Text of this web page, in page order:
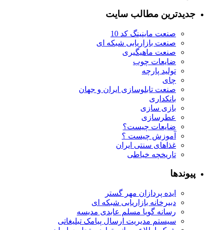
جدیدترین مطالب سایت
صنعت ماینینگ کد 10
صنعت بازاریابی شبکه ای
صنعت ماهیگیری
ضایعات چوب
تولید پارچه
چای
صنعت تابلوسازی ایران و جهان
بانکداری
بازی سازی
عطرسازی
ضایعات چیست؟
آموزش چیست ؟
غذاهای سنتی ایران
تاریخچه خیاطی
پیوندها
ایده پردازان مهر گستر
دبیرخانه بازاریابی شبکه ای
رسانه گویا مسلم عابدی مدیسه
سیستم مدیریت ارسال پیامک تبلیغاتی